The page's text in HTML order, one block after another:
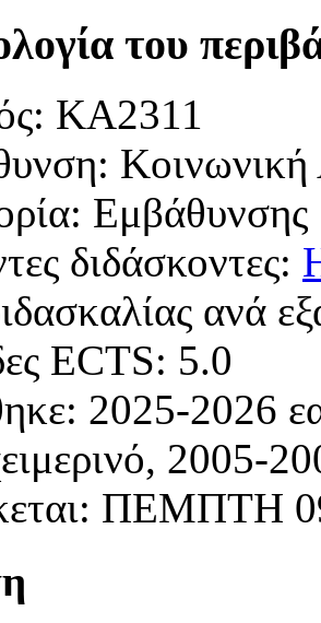
του
ΚΑ2311
Εμβάθυνσης
διδάσκοντες:
ανά
ECTS: 5.0
2025-2026
2005-
ΠΕΜΠΤΗ